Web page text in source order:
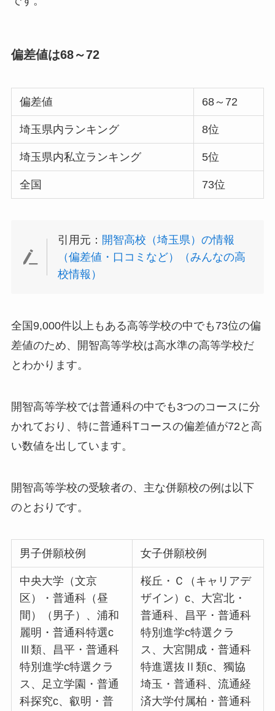
偏差値は68～72
偏差値 68～72
埼玉県内ランキング 8位
埼玉県内私立ランキング 5位
全国 73位
引用元： 開智高校（埼玉県）の情報
（偏差値・口コミなど）（みんなの高
校情報）
全国9,000件以上もある高等学校の中でも73位の偏
差値のため、開智高等学校は高水準の高等学校だ
とわかります。
開智高等学校では普通科の中でも3つのコースに分
かれており、特に普通科Tコースの偏差値が72と高
い数値を出しています。
開智高等学校の受験者の、主な併願校の例は以下
のとおりです。
男子併願校例 女子併願校例
中央大学（文京
区）・普通科（昼
間）（男子）、浦和
麗明・普通科特選c
Ⅲ類、昌平・普通科
特別進学c特選クラ
ス、足立学園・普通
科探究c、叡明・普
桜丘・Ｃ（キャリアデ
ザイン）c、大宮北・
普通科、昌平・普通科
特別進学c特選クラ
ス、大宮開成・普通科
特進選抜Ⅱ類c、獨協
埼玉・普通科、流通経
済大学付属柏・普通科